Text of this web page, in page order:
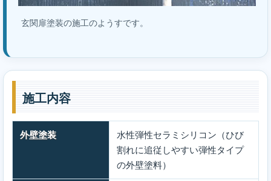
玄関扉塗装の施工のようすです。
施工内容
外壁塗装
水性弾性セラミシリコン（ひび
割れに追従しやすい弾性タイプ
の外壁塗料）